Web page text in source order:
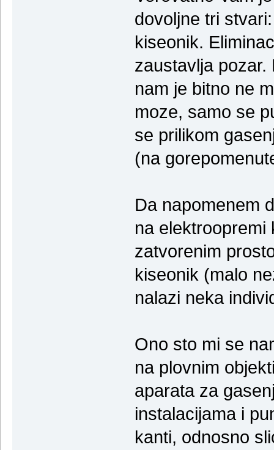
dovoljne tri
kiseonik.
zaustavlja pozar.
nam je bitno ne
moze, samo se
se prilikom
(na
Da napomenem
na elektroopremi
zatvorenim
kiseonik (malo
nalazi neka
Ono sto mi se
na plovnim
aparata za
instalacijama i
kanti, odnosno